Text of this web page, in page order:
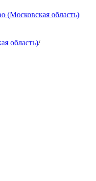
(Московская область)
область)/